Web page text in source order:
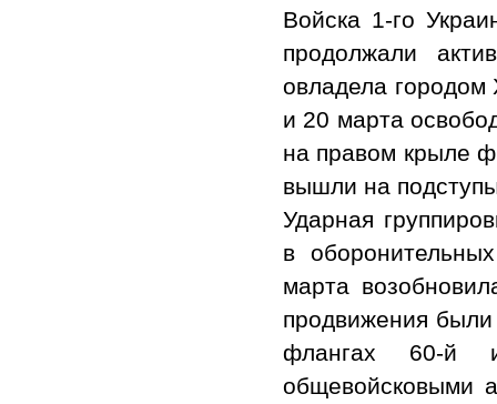
Войска 1-го
продолжали
овладела
и 20 марта
на правом крыле
вышли на
Ударная
в
марта
продвижения
флангах 60-й
общевойсковыми